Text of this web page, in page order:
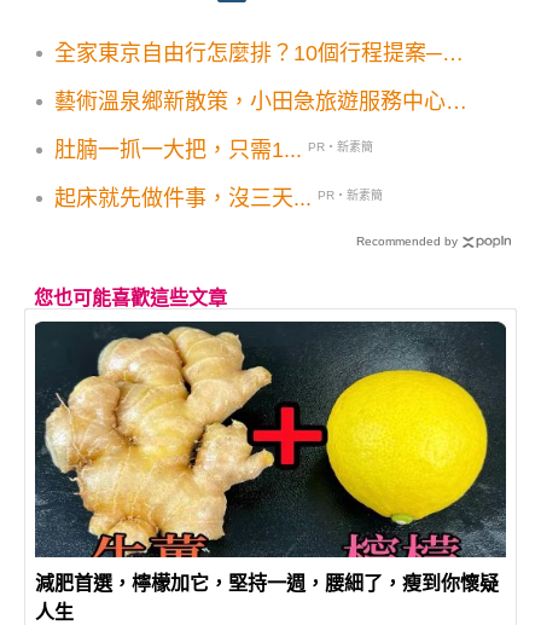
全家東京自由行怎麼排？10個行程提案──
到喜歡的好玩法！
藝術溫泉鄉新散策，小田急旅遊服務中心啟
肚腩一抓一大把，只需1...
PR・新素簡
起床就先做件事，沒三天... PR・新素簡
Recommended by
您也可能喜歡這些文章
減肥首選，檸檬加它，堅持一週，腰細了，瘦到你懷疑
人生